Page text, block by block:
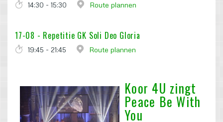
14:30 - 15:30 Route plannen
17-08 - Repetitie GK Soli Deo Gloria
19:45 - 21:45 Route plannen
Koor 4U zingt
Peace Be With
You